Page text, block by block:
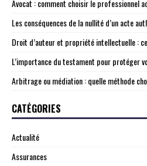
Avocat : comment choisir le professionnel
Les conséquences de la nullité d’un acte
Droit d’auteur et propriété intellectuelle :
L’importance du testament pour protéger
Arbitrage ou médiation : quelle méthode
CATÉGORIES
Actualité
Assurances